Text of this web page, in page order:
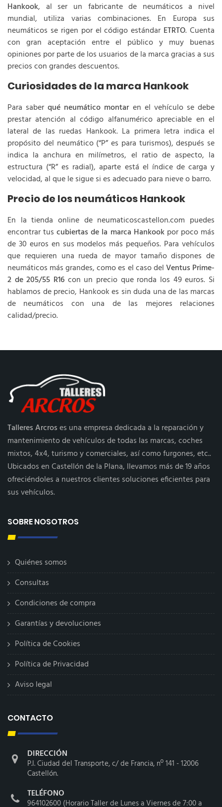
Hankook, al ser un fabricante de neumáticos a nivel
mundial, utiliza varias combinaciones. En Europa sus
neumáticos se rigen por el código estándar ETRTO. Cuenta
con gran aceptación entre el público y muy buenas
opiniones por parte de los usuarios de la marca gracias a sus
precios con grandes descuentos.
Curiosidades de la marca Hankook
Para saberqué neumático montaren el vehículo se debe
prestar atención al código alfanumérico apreciable en el
lateral de las ruedas Hankook. La primera letra indica el
propósito del neumático (“P” es para turismos), después se
indica la anchura en milímetros, el ratio de aspecto, la
estructura (“R” es radial), aparte está el índice de carga y
velocidad, al que le sigue si es adecuado para nieve o barro.
Precio de los neumáticos Hankook
En la tienda online de neumaticoscastellon.com puedes
encontrar tuscubiertas de la marca Hankookpor poco más
de 30 euros en sus modelos más pequeños. Para vehículos
que requieren una rueda de mayor tamaño dispones de
neumáticos más grandes, como es el caso delVentus Prime-
2 de 205/55 R16 con un precio que ronda los 49 euros. Si
hablamos de precio, Hankook es sin duda una de las marcas
de neumáticos con una de las mejores relaciones
calidad/precio.
Talleres Arcroses una empresa dedicada a la reparación y
mantenimiento de vehículos de todas las marcas, coches
mixtos, 4x4, turismo y comerciales, así como furgones, etc..
Ubicados en Castellón de la Plana, llevamos más de 19 años
ofreciéndoles a nuestros clientes soluciones eficientes para
sus vehículos.
SOBRE NOSOTROS
Quiénes somos
Consultas
Condiciones de compra
Garantías y devoluciones
Política de Cookies
Política de Privacidad
Aviso legal
CONTACTO
DIRECCIÓN
P.I. Ciudad del Transporte, c/ de Francia, nº 141 - 12006
Castellón.
TELÉFONO
964102600 (Horario Taller de Lunes a Viernes de 7:00 a